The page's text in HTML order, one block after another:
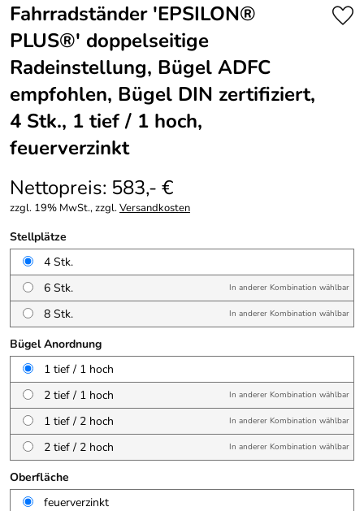
Fahrradständer 'EPSILON®
PLUS®' doppelseitige
Radeinstellung, Bügel ADFC
empfohlen, Bügel DIN zertifiziert,
4 Stk., 1 tief / 1 hoch,
feuerverzinkt
Nettopreis: 583,- €
zzgl. 19% MwSt., zzgl.Versandkosten
Stellplätze
4 Stk.
6 Stk.
In anderer Kombination wählbar
8 Stk. In anderer Kombination wählbar
Bügel Anordnung
1 tief / 1 hoch
2 tief / 1 hoch
In anderer Kombination wählbar
1 tief / 2 hoch In anderer Kombination wählbar
2 tief / 2 hoch In anderer Kombination wählbar
Oberfläche
feuerverzinkt